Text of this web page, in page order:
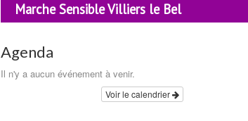
Marche Sensible Villiers le Bel
Agenda
Il n'y a aucun événement à venir.
Voir le calendrier